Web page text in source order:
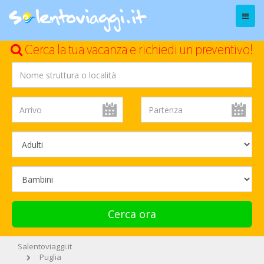
Menu
Cerca la tua vacanza e richiedi un preventivo!
Cerca ora
Salentoviaggi.it
Puglia